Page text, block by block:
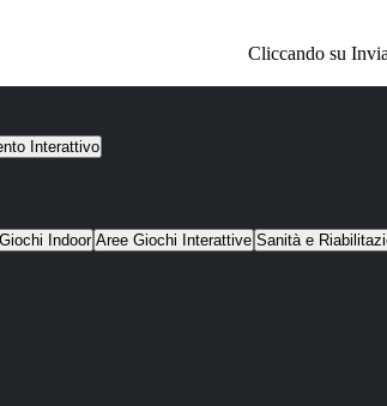
Cliccando su
Interattivo
Indoor Aree Giochi Interattive Sanità e